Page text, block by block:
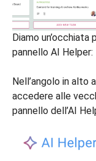
Diamo
pannello AI Helper:
Nell’angolo in alto
accedere alle
pannello dell’AI